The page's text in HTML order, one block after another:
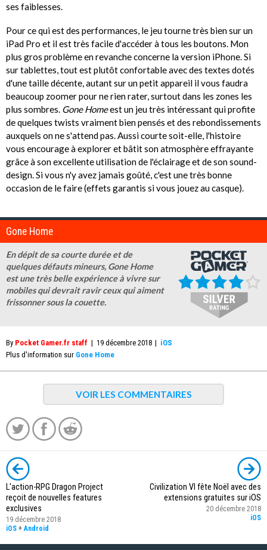
ses faiblesses.
Pour ce qui est des performances, le jeu tourne très bien sur un
iPad Pro et il est très facile d'accéder à tous les boutons. Mon
plus gros problème en revanche concerne la version iPhone. Si
sur tablettes, tout est plutôt confortable avec des textes dotés
d'une taille décente, autant sur un petit appareil il vous faudra
beaucoup zoomer pour ne rien rater, surtout dans les zones les
plus sombres. Gone Homeest un jeu très intéressant qui profite
de quelques twists vraiment bien pensés et des rebondissements
auxquels on ne s'attend pas. Aussi courte soit-elle, l'histoire
vous encourage à explorer et bâtit son atmosphère effrayante
grâce à son excellente utilisation de l'éclairage et de son sound-
design. Si vous n'y avez jamais goûté, c'est une très bonne
occasion de le faire (effets garantis si vous jouez au casque).
Gone Home
En dépit de sa courte durée et de
quelques défauts mineurs, Gone Home
est une très belle expérience à vivre sur
mobiles qui devrait ravir ceux qui aiment
frissonner sous la couette.
By Pocket Gamer.fr staff | 19 décembre 2018 | iOS
Plus d'information sur Gone Home
VOIR LES COMMENTAIRES
L'action-RPG Dragon Project
reçoit de nouvelles features
exclusives
19 décembre 2018
iOS +Android
Civilization VI fête Noël avec des
extensions gratuites sur iOS
20 décembre 2018
iOS